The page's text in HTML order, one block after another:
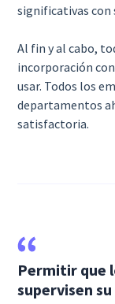
significativas con
Al fin y al cabo,
incorporación
usar. Todos los
departamentos
satisfactoria.
Permitir que
supervisen